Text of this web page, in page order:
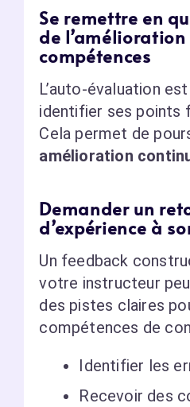
Se remettre en
de l’amélioration
compétences
L’auto-évaluation
identifier ses points
Cela permet de
amélioration
Demander un
d’expérience à
Un feedback
votre instructeur
des pistes claires
compétences de
Identifier les
Recevoir des